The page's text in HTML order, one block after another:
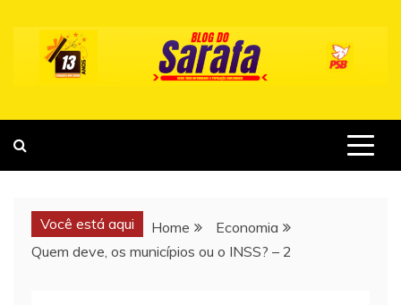
content
Você está aqui Home
Economia
Quem deve, os municípios ou o INSS? – 2